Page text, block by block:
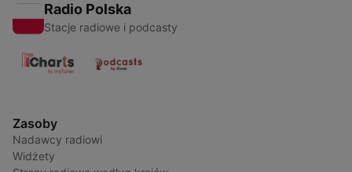
Radio Polska
Stacje radiowe i podcasty
Zasoby
Nadawcy radiowi
Widżety